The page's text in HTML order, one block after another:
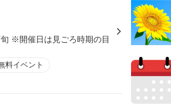
※開催日は見ごろ時期の目
料イベント